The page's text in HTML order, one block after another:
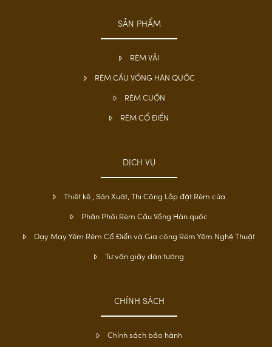
SẢN PHẨM
RÈM VẢI
RÈM CẦU VỒNG HÀN QUỐC
RÈM CUỐN
RÈM CỔ ĐIỂN
DỊCH VỤ
Thiết kế , Sản Xuất, Thi Công Lắp đặt Rèm cửa
Phân Phối Rèm Cầu Vồng Hàn quốc
Dạy May Yếm Rèm Cổ Điển và Gia công Rèm Yếm Nghệ Thuật
Tư vấn giấy dán tường
CHÍNH SÁCH
Chính sách bảo hành